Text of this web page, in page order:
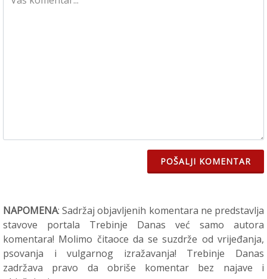
POŠALJI KOMENTAR
NAPOMENA: Sadržaj objavljenih komentara ne predstavlja
stavove portala Trebinje Danas već samo autora
komentara! Molimo čitaoce da se suzdrže od vrijeđanja,
psovanja i vulgarnog izražavanja! Trebinje Danas
zadržava pravo da obriše komentar bez najave i